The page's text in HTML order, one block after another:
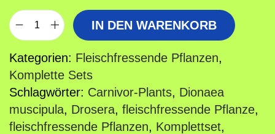
F
e
i
s
c
IN DEN WARENKORB
Kategorien: Fleischfressende Pflanzen,
Komplette Sets
Schlagwörter: Carnivor-Plants, Dionaea
muscipula, Drosera, fleischfressende Pflanze,
fleischfressende Pflanzen, Komplettset,